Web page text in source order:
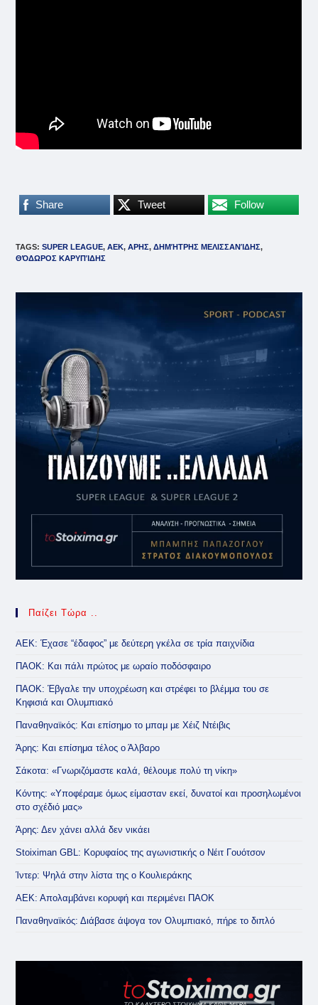
Share Tweet Follow
TAGS:SUPER LEAGUE, ΑΕΚ, ΑΡΗΣ, ΔΗΜΉΤΡΗΣ ΜΕΛΙΣΣΑΝΊΔΗΣ,
ΘΌΔΩΡΟΣ ΚΑΡΥΠΊΔΗΣ
Παίζει Τώρα ..
ΑΕΚ: Έχασε “έδαφος” με δεύτερη γκέλα σε τρία παιχνίδια
ΠΑΟΚ: Και πάλι πρώτος με ωραίο ποδόσφαιρο
ΠΑΟΚ: Έβγαλε την υποχρέωση και στρέφει το βλέμμα του σε
Κηφισιά και Ολυμπιακό
Παναθηναϊκός: Και επίσημο το μπαμ με Χέιζ Ντέιβις
Άρης: Και επίσημα τέλος ο Άλβαρο
Σάκοτα: «Γνωριζόμαστε καλά, θέλουμε πολύ τη νίκη»
Κόντης: «Υποφέραμε όμως είμασταν εκεί, δυνατοί και προσηλωμένοι
στο σχέδιό μας»
Άρης: Δεν χάνει αλλά δεν νικάει
Stoiximan GBL: Κορυφαίος της αγωνιστικής ο Νέιτ Γουότσον
Ίντερ: Ψηλά στην λίστα της ο Κουλιεράκης
ΑΕΚ: Απολαμβάνει κορυφή και περιμένει ΠΑΟΚ
Παναθηναϊκός: Διάβασε άψογα τον Ολυμπιακό, πήρε το διπλό